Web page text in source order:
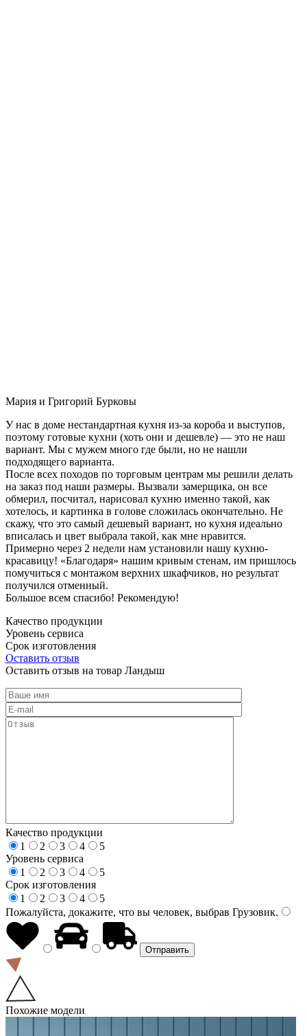
Мария и Григорий Бурковы
У нас в доме нестандартная кухня из-за короба и выступов,
поэтому готовые кухни (хоть они и дешевле) — это не наш
вариант. Мы с мужем много где были, но не нашли
подходящего варианта.
После всех походов по торговым центрам мы решили делать
на заказ под наши размеры. Вызвали замерщика, он все
обмерил, посчитал, нарисовал кухню именно такой, как
хотелось, и картинка в голове сложилась окончательно. Не
скажу, что это самый дешевый вариант, но кухня идеально
вписалась и цвет выбрала такой, как мне нравится.
Примерно через 2 недели нам установили нашу кухню-
красавицу! «Благодаря» нашим кривым стенам, им пришлось
помучиться с монтажом верхних шкафчиков, но результат
получился отменный.
Большое всем спасибо! Рекомендую!
Качество продукции
Уровень сервиса
Срок изготовления
Оставить отзыв
Оставить отзыв на товар Ландыш
Качество продукции
1
2 3 4
5
Уровень сервиса
1
2 3 4
5
Срок изготовления
1
2 3 4
5
Пожалуйста, докажите, что вы человек, выбрав Грузовик.
Похожие модели